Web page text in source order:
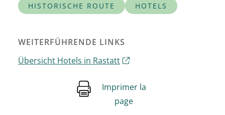
HISTORISCHE ROUTE
HOTELS
WEITERFÜHRENDE LINKS
Übersicht Hotels in Rastatt
Imprimer la
page